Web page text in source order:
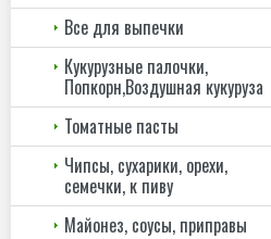
Все для выпечки
Кукурузные палочки,
Попкорн,Воздушная кукуруза
Томатные пасты
Чипсы, сухарики, орехи,
семечки, к пиву
Майонез, соусы, приправы